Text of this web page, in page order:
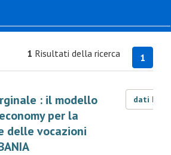
1
1 Risultati della ricerca
: il modello
per la
delle vocazioni
dati LOD